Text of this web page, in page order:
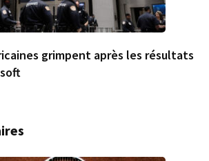
grimpent après les résultats